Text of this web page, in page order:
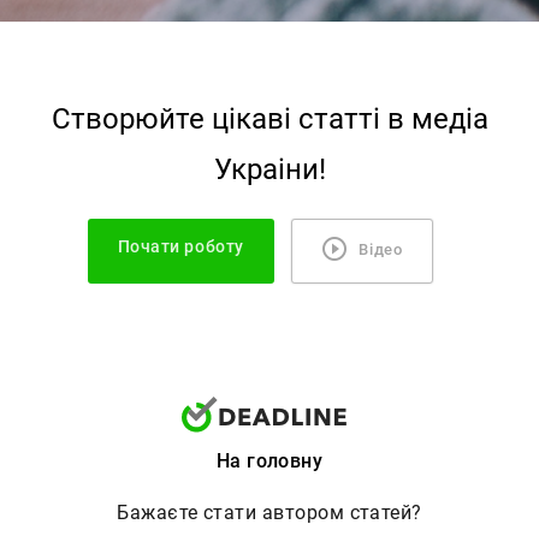
Створюйте цiкавi статтi в медiа
Украiни!
Почати роботу Відео
На головну
Бажаєте стати автором статей?